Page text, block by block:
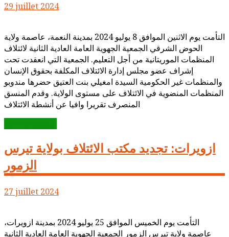
29 juillet 2024
التأمت يوم الاثنين الموافق 8 يوليو 2024 بمدينة النعمة، عاصمة ولاية
الحوض الشرقي الجمعية الجهوية العامة العادية الثانية لائتلاف
المنظمات الموريتانية من أجل التعليم. الجمعية التي انعقدت تحت
إشراف عضو مجلس إدارة الائتلاف المكلفة بحقوق الإنسان
والمنظمات غير الحكومية السيدة امغيلي بنت العتيق حضرها مندوبو
المنظمات المنضوية في الائتلاف على مستوى الولاية. وقدم المنسق
المنصرف تقريرا وافيا عن أنشطة الائتلاف
ازويرات: تجديد مكتب الائتلاف بولاية تيرس
الزمور
27 juillet 2024
التأمت يوم الخميس الموافق 25 يوليو 2024 بمدينة ازويرات،
عاصمة ولاية تيرس الزمور الجمعية الجهوية العامة العادية الثانية